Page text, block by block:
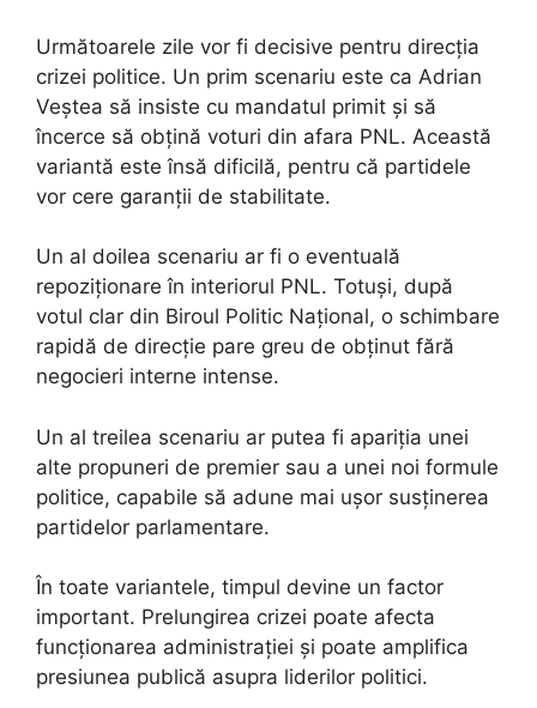
Următoarele zile vor fi decisive pentru direcția
crizei politice. Un prim scenariu este ca Adrian
Veștea să insiste cu mandatul primit și să
încerce să obțină voturi din afara PNL. Această
variantă este însă dificilă, pentru că partidele
vor cere garanții de stabilitate.
Un al doilea scenariu ar fi o eventuală
repoziționare în interiorul PNL. Totuși, după
votul clar din Biroul Politic Național, o schimbare
rapidă de direcție pare greu de obținut fără
negocieri interne intense.
Un al treilea scenariu ar putea fi apariția unei
alte propuneri de premier sau a unei noi formule
politice, capabile să adune mai ușor susținerea
partidelor parlamentare.
În toate variantele, timpul devine un factor
important. Prelungirea crizei poate afecta
funcționarea administrației și poate amplifica
presiunea publică asupra liderilor politici.